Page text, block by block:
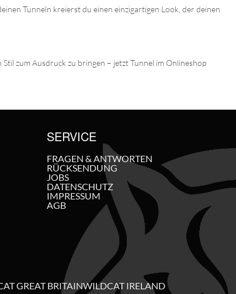
Tunneln kreierst du einen einzigartigen Look, der deinen
zum Ausdruck zu bringen – jetzt Tunnel im Onlineshop
SERVICE
FRAGEN & ANTWORTEN
RÜCKSENDUNG
JOBS
DATENSCHUTZ
IMPRESSUM
AGB
GREAT BRITAINWILDCAT IRELAND